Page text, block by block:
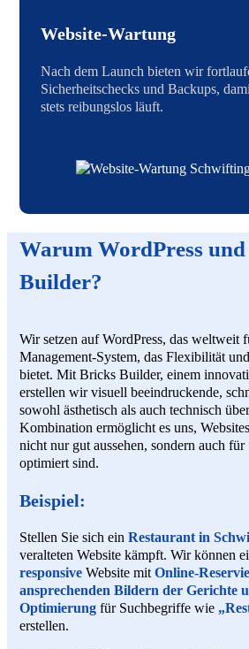
Website-Wartung
Nach dem Launch bieten wir
Sicherheitschecks und Backups,
stets reibungslos läuft.
Warum WordPress
Builder?
Wir setzen auf WordPress, das weltweit
Management-System, das Flexibilität
bietet. Mit Bricks Builder, einem
erstellen wir visuell beeindruckende,
sowohl ästhetisch als auch technisch
Kombination ermöglicht es uns,
nicht nur gut aussehen, sondern auch für
optimiert sind.
Beispiel:
Stellen Sie sich ein Restaurant in
veralteten Website kämpft. Wir können
responsiveWebsite mitOnline-
ansprechenden Bildern der Gerichte
Optimierungfür Suchbegriffe wie
erstellen.